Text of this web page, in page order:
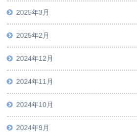
2025年3月
2025年2月
2024年12月
2024年11月
2024年10月
2024年9月